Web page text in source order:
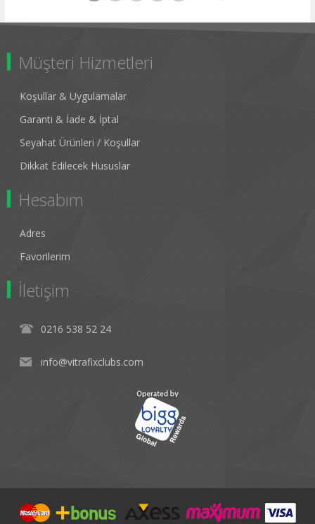
Müşteri Hizmetleri
Koşullar & Uygulamalar
Garanti & İade & İptal
Seyahat Ürünleri / Koşullar
Dikkat Edilecek Hususlar
Hesabım
Adres
Favorilerim
İletişim
0216 538 52 24
info@vitrafixclubs.com